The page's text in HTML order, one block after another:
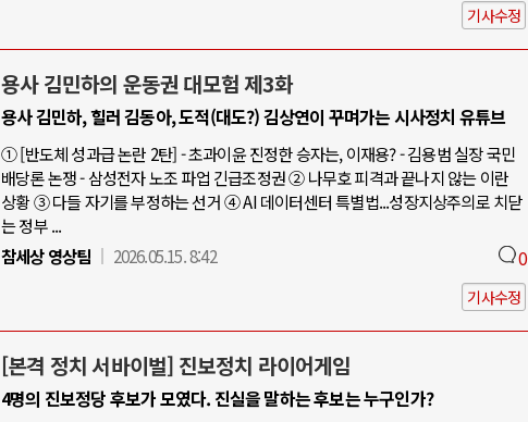
기사수정
용사 김민하의 운동권 대모험 제3화
용사 김민하, 힐러 김동아, 도적(대도?) 김상연이 꾸며가는 시사정치 유튜브
① [반도체 성과급 논란 2탄] - 초과이윤 진정한 승자는, 이재용? - 김용범 실장 국민
배당론 논쟁 - 삼성전자 노조 파업 긴급조정권 ② 나무호 피격과 끝나지 않는 이란
상황 ③ 다들 자기를 부정하는 선거 ④ AI 데이터센터 특별법...성장지상주의로 치닫
는 정부 ...
참세상 영상팀
2026.05.15. 8:42 0
기사수정
[본격 정치 서바이벌] 진보정치 라이어게임
4명의 진보정당 후보가 모였다. 진실을 말하는 후보는 누구인가?